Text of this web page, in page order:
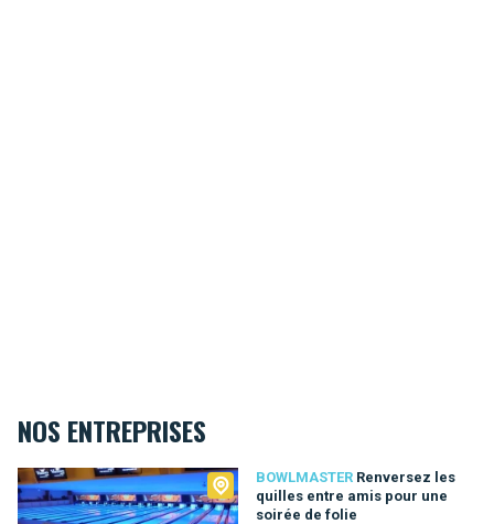
NOS ENTREPRISES
BOWLMASTER Renversez les
quilles entre amis pour une
soirée de folie
Bowlmaster